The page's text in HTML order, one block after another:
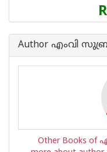
of
Author എംവി
Other Books